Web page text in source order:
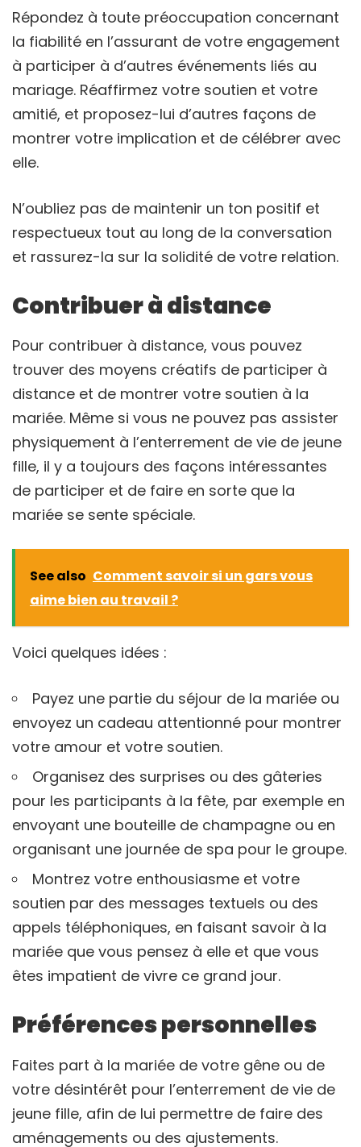
Répondez à toute préoccupation concernant
la fiabilité en l’assurant de votre engagement
à participer à d’autres événements liés au
mariage. Réaffirmez votre soutien et votre
amitié, et proposez-lui d’autres façons de
montrer votre implication et de célébrer avec
elle.
N’oubliez pas de maintenir un ton positif et
respectueux tout au long de la conversation
et rassurez-la sur la solidité de votre relation.
Contribuer à distance
Pour contribuer à distance, vous pouvez
trouver des moyens créatifs de participer à
distance et de montrer votre soutien à la
mariée. Même si vous ne pouvez pas assister
physiquement à l’enterrement de vie de jeune
fille, il y a toujours des façons intéressantes
de participer et de faire en sorte que la
mariée se sente spéciale.
See also Comment savoir si un gars vous
aime bien au travail ?
Voici quelques idées :
Payez une partie du séjour de la mariée ou
envoyez un cadeau attentionné pour montrer
votre amour et votre soutien.
Organisez des surprises ou des gâteries
pour les participants à la fête, par exemple en
envoyant une bouteille de champagne ou en
organisant une journée de spa pour le groupe.
Montrez votre enthousiasme et votre
soutien par des messages textuels ou des
appels téléphoniques, en faisant savoir à la
mariée que vous pensez à elle et que vous
êtes impatient de vivre ce grand jour.
Préférences personnelles
Faites part à la mariée de votre gêne ou de
votre désintérêt pour l’enterrement de vie de
jeune fille, afin de lui permettre de faire des
aménagements ou des ajustements.